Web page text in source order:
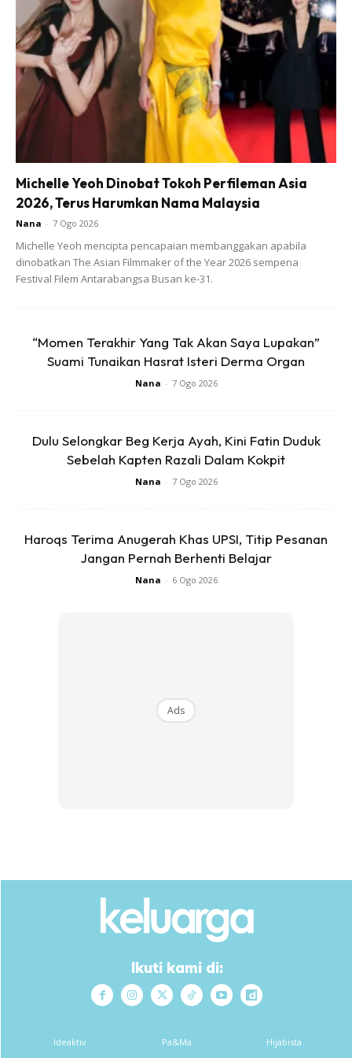
Terutama kepada yang mengalami masalah pencernaan ,
jika di minum rebusan daun delima ini selama 5 hari berturut
akan memberi kelegaan untuk pembuangan.
3. Pokok Delima mengandungi khasiat anti oksidan yang
boleh menjadikan pengamal rebusan daun delima menjadi
awet muda mencegah kedut.
Michelle Yeoh Dinobat Tokoh Perfileman Asia
2026, Terus Harumkan Nama Malaysia
Nana - 7 Ogo 2026
Michelle Yeoh mencipta pencapaian membanggakan apabila
dinobatkan The Asian Filmmaker of the Year 2026 sempena
Festival Filem Antarabangsa Busan ke-31.
“Momen Terakhir Yang Tak Akan Saya Lupakan”
Suami Tunaikan Hasrat Isteri Derma Organ
Nana - 7 Ogo 2026
Dulu Selongkar Beg Kerja Ayah, Kini Fatin Duduk
Sebelah Kapten Razali Dalam Kokpit
Nana - 7 Ogo 2026
Haroqs Terima Anugerah Khas UPSI, Titip Pesanan
Jangan Pernah Berhenti Belajar
Nana - 6 Ogo 2026
Ads
Ikuti kami di:
Ideaktiv Pa&Ma Hijabista